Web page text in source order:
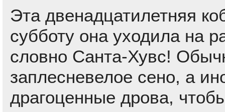
Эта двенадцатилетняя
субботу она уходила на
словно Санта-Хувс!
заплесневелое сено, а
драгоценные дрова,